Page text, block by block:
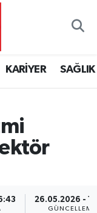
KARİYER SAĞLIK
26.05.2026 -
GÜNCELLEME